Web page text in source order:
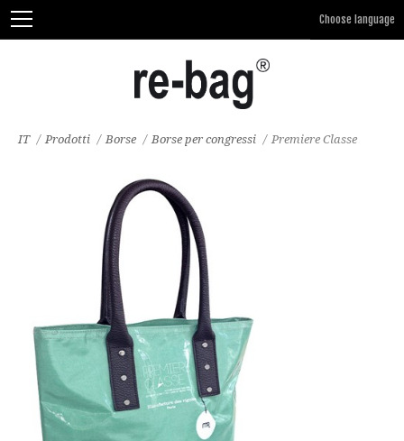
IT / Prodotti / Borse / Borse per congressi / Premiere Classe